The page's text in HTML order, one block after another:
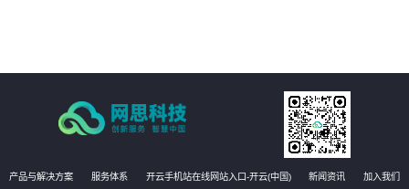
产品与解决方案 服务体系 开云手机站在线网站入口-开云(中国) 新闻资讯 加入我们